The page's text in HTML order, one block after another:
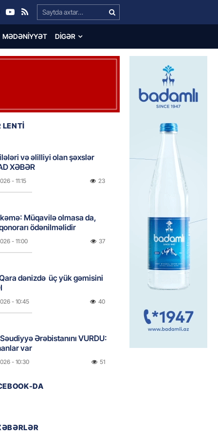
Search…
MƏDƏNIYYƏT DIGƏR
və əlilliyi olan şəxslər
XƏBƏR
- 11:15 23
Müqavilə olmasa da,
ödənilməlidir
- 11:00 37
dənizdə üç yük gəmisini
- 10:45 40
Ərəbistanını VURDU:
var
- 10:30 51
- 10:15
DA